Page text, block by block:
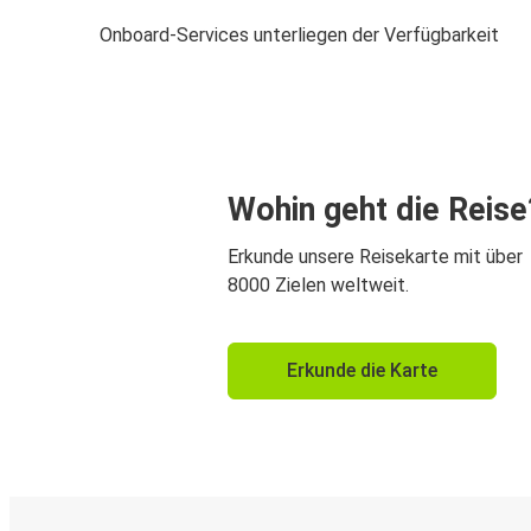
Onboard-Services unterliegen der Verfügbarkeit
Wohin geht die
Erkunde unsere Reisekarte mit über
8000 Zielen weltweit.
Erkunde die Karte